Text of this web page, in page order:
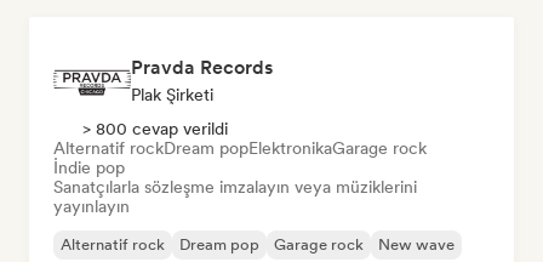
Pravda Records
Plak Şirketi
> 800 cevap verildi
Alternatif rockDream popElektronikaGarage rock
İndie pop
Sanatçılarla sözleşme imzalayın veya müziklerini
yayınlayın
Alternatif rock Dream pop Garage rock
New wave